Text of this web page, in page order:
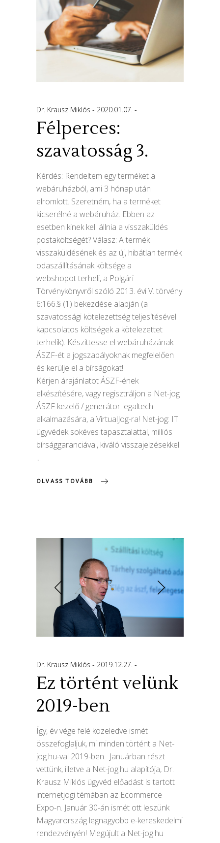
Dr. Krausz Miklós 2020.01.07.
Félperces:
szavatosság 3.
Kérdés: Rendeltem egy terméket a
webáruházból, ami 3 hónap után
elromlott. Szeretném, ha a terméket
kicserélné a webáruház. Ebben az
esetben kinek kell állnia a visszaküldés
postaköltségét? Válasz: A termék
visszaküldésének és az új, hibátlan termék
odaszállításának költsége a
webshopot terheli, a Polgári
Törvénykönyvről szóló 2013. évi V. törvény
6:166.§ (1) bekezdése alapján (a
szavatossági kötelezettség teljesítésével
kapcsolatos költségek a kötelezettet
terhelik). Készíttesse el webáruházának
ÁSZF-ét a jogszabályoknak megfelelően
és kerülje el a bírságokat!
Kérjen árajánlatot ÁSZF-ének
elkészítésére, vagy regisztráljon a Net-jog
ÁSZF kezelő / generátor legaltech
alkalmazására, a VirtualJog-ra! Net-jog: IT
ügyvédek sokéves tapasztalattal, milliós
bírsággaranciával, kiváló visszajelzésekkel.
OLVASS TOVÁBB
Dr. Krausz Miklós 2019.12.27.
Ez történt velünk
2019-ben
Így, év vége felé közeledve ismét
összefoglaljuk, mi minden történt a Net-
jog.hu-val 2019-ben. Januárban részt
vettünk, illetve a Net-jog.hu alapítója, Dr.
Krausz Miklós ügyvéd előadást is tartott
internetjogi témában az Ecommerce
Expo-n. Január 30-án ismét ott leszünk
Magyarország legnagyobb e-kereskedelmi
rendezvényén! Megújult a Net-jog.hu